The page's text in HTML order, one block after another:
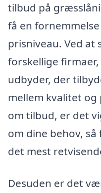
tilbud på
få en
prisniveau. Ved at
forskellige
udbyder, der
mellem kvalitet
om tilbud, er det
om dine behov,
det mest
Desuden er det